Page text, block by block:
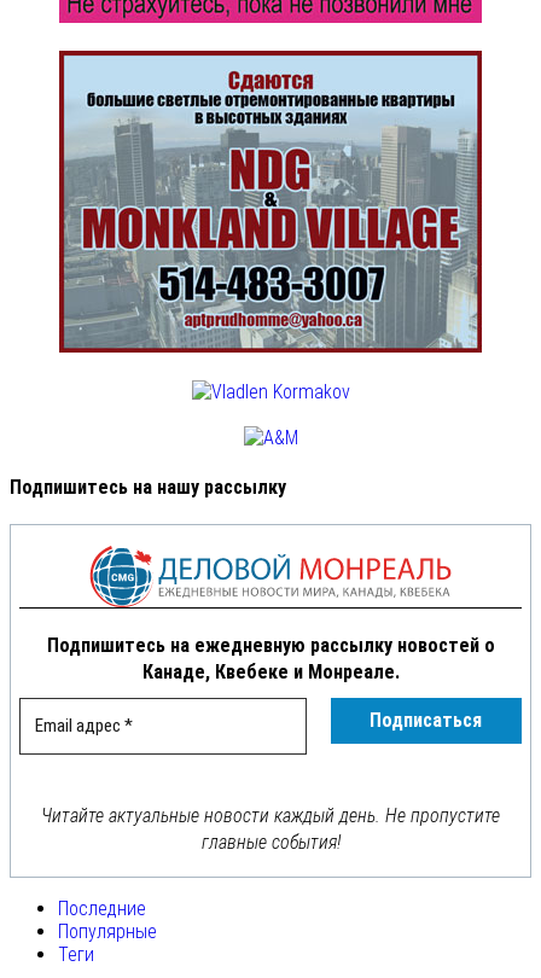
Подпишитесь на нашу рассылку
Подпишитесь на ежедневную рассылку новостей о
Канаде, Квебеке и Монреале.
Читайте актуальные новости каждый день. Не пропустите
главные события!
Последние
Популярные
Теги